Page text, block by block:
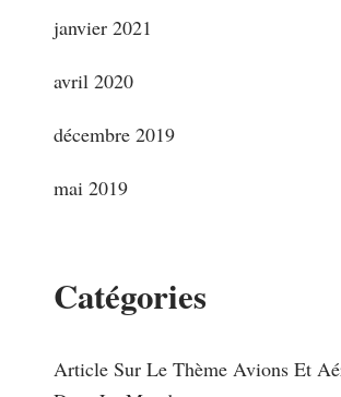
janvier 2021
avril 2020
décembre 2019
mai 2019
Catégories
Article Sur Le Thème Avions Et